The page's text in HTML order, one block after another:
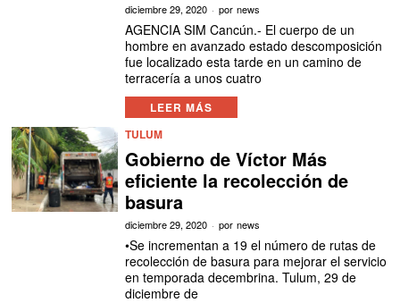
diciembre 29, 2020 por news
AGENCIA SIM Cancún.- El cuerpo de un
hombre en avanzado estado descomposición
fue localizado esta tarde en un camino de
terracería a unos cuatro
LEER MÁS
TULUM
Gobierno de Víctor Más
eficiente la recolección de
basura
diciembre 29, 2020 por news
•Se incrementan a 19 el número de rutas de
recolección de basura para mejorar el servicio
en temporada decembrina. Tulum, 29 de
diciembre de